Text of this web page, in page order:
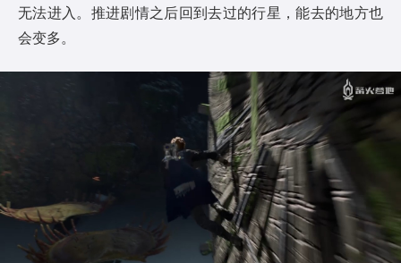
无法进入。推进剧情之后回到去过的行星，能去的地方也
会变多。